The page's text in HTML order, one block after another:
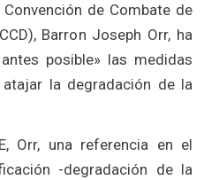
de Combate de
Barron Joseph Orr, ha
posible» las medidas
la degradación de la
Orr, una referencia en el
-degradación de la